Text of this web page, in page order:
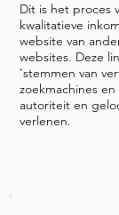
Dit is het proces
kwalitatieve
website van
websites. Deze
'stemmen van
zoekmachines
autoriteit en
verlenen.